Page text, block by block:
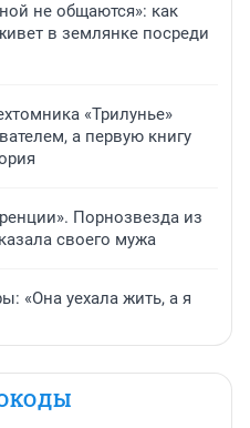
не общаются»: как
в землянке посреди
«Трилунье»
а первую книгу
Порнозвезда из
своего мужа
«Она уехала жить, а я